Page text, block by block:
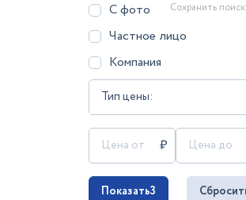
С фото
Частное лицо
Компания
Тип цены:
Сохранить поиск
Показать3